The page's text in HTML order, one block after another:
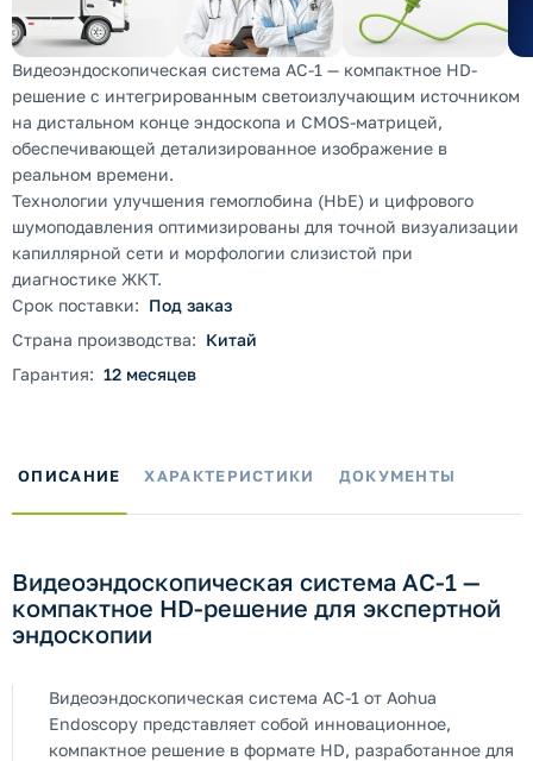
Видеоэндоскопическая система AC-1 — компактное HD-
решение с интегрированным светоизлучающим источником
на дистальном конце эндоскопа и CMOS-матрицей,
обеспечивающей детализированное изображение в
реальном времени.
Технологии улучшения гемоглобина (HbE) и цифрового
шумоподавления оптимизированы для точной визуализации
капиллярной сети и морфологии слизистой при
диагностике ЖКТ.
Срок поставки: Под заказ
Страна производства: Китай
Гарантия: 12 месяцев
ОПИСАНИЕ ХАРАКТЕРИСТИКИ ДОКУМЕНТЫ
Видеоэндоскопическая система AC-1 —
компактное HD-решение для экспертной
эндоскопии
Видеоэндоскопическая система AC-1 от Aohua
Endoscopy представляет собой инновационное,
компактное решение в формате HD, разработанное для